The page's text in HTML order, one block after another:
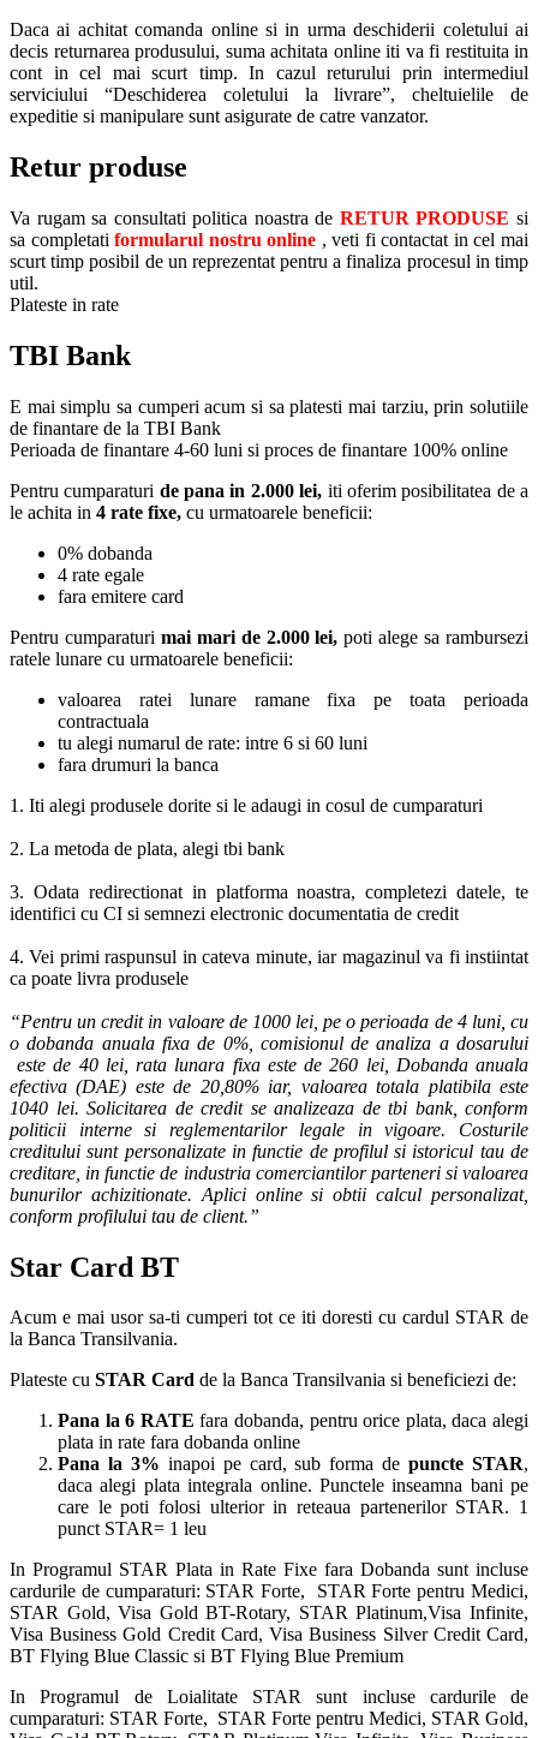
Daca ai achitat comanda online si in urma deschiderii coletului ai
decis returnarea produsului, suma achitata online iti va fi restituita in
cont in cel mai scurt timp. In cazul returului prin intermediul
serviciului “Deschiderea coletului la livrare”, cheltuielile de
expeditie si manipulare sunt asigurate de catre vanzator.
Retur produse
Va rugam sa consultati politica noastra de RETUR PRODUSE si
sa completatiformularul nostru online , veti fi contactat in cel mai
scurt timp posibil de un reprezentat pentru a finaliza procesul in timp
util.
Plateste in rate
TBI Bank
E mai simplu sa cumperi acum si sa platesti mai tarziu, prin solutiile
de finantare de la TBI Bank
Perioada de finantare 4-60 luni si proces de finantare 100% online
Pentru cumparaturi de pana in 2.000 lei, iti oferim posibilitatea de a
le achita in 4 rate fixe, cu urmatoarele beneficii:
0% dobanda
4 rate egale
fara emitere card
Pentru cumparaturi mai mari de 2.000 lei, poti alege sa rambursezi
ratele lunare cu urmatoarele beneficii:
valoarea ratei lunare ramane fixa pe toata perioada
contractuala
tu alegi numarul de rate: intre 6 si 60 luni
fara drumuri la banca
1. Iti alegi produsele dorite si le adaugi in cosul de cumparaturi
2. La metoda de plata, alegi tbi bank
3. Odata redirectionat in platforma noastra, completezi datele, te
identifici cu CI si semnezi electronic documentatia de credit
4. Vei primi raspunsul in cateva minute, iar magazinul va fi instiintat
ca poate livra produsele
“Pentru un credit in valoare de 1000 lei, pe o perioada de 4 luni, cu
o dobanda anuala fixa de 0%, comisionul de analiza a dosarului
este de 40 lei, rata lunara fixa este de 260 lei, Dobanda anuala
efectiva (DAE) este de 20,80% iar, valoarea totala platibila este
1040 lei. Solicitarea de credit se analizeaza de tbi bank, conform
politicii interne si reglementarilor legale in vigoare. Costurile
creditului sunt personalizate in functie de profilul si istoricul tau de
creditare, in functie de industria comerciantilor parteneri si valoarea
bunurilor achizitionate. Aplici online si obtii calcul personalizat,
conform profilului tau de client.”
Star Card BT
Acum e mai usor sa-ti cumperi tot ce iti doresti cu cardul STAR de
la Banca Transilvania.
Plateste cu STAR Card de la Banca Transilvania si beneficiezi de:
Pana la 6 RATE fara dobanda, pentru orice plata, daca alegi
plata in rate fara dobanda online
Pana la 3% inapoi pe card, sub forma depuncte STAR,
daca alegi plata integrala online. Punctele inseamna bani pe
care le poti folosi ulterior in reteaua partenerilor STAR. 1
punct STAR= 1 leu
In Programul STAR Plata in Rate Fixe fara Dobanda sunt incluse
cardurile de cumparaturi: STAR Forte, STAR Forte pentru Medici,
STAR Gold, Visa Gold BT-Rotary, STAR Platinum,Visa Infinite,
Visa Business Gold Credit Card, Visa Business Silver Credit Card,
BT Flying Blue Classic si BT Flying Blue Premium
In Programul de Loialitate STAR sunt incluse cardurile de
cumparaturi: STAR Forte, STAR Forte pentru Medici, STAR Gold,